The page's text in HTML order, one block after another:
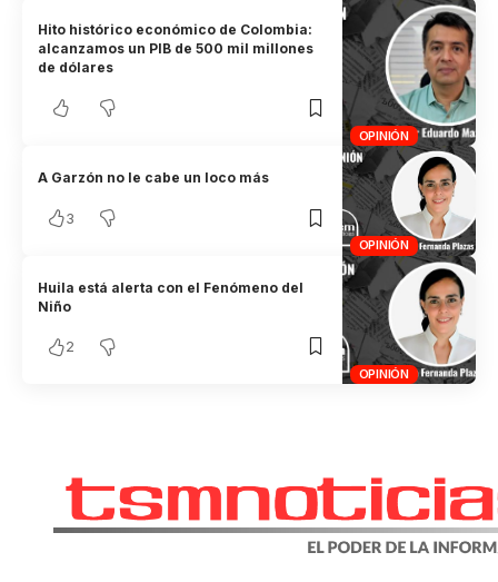
OPINIÓN
Hito histórico económico de Colombia:
alcanzamos un PIB de 500 mil millones
de dólares
OPINIÓN
A Garzón no le cabe un loco más
3
OPINIÓN
Huila está alerta con el Fenómeno del
Niño
2